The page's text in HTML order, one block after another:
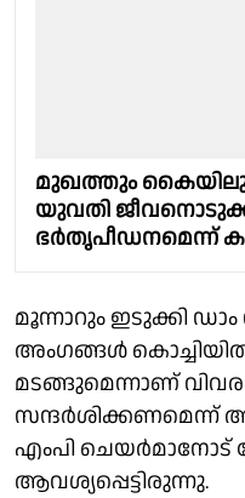
മുഖത്തും കൈയിലും
യുവതി
ഭർതൃപീഡനമെന്ന്
മൂന്നാറും ഇടുക്കി ഡാം
അംഗങ്ങൾ
മടങ്ങുമെന്നാണ് വിവരം.
സന്ദർശിക്കണമെന്ന്
എംപി ചെയർമാനോട്
ആവശ്യപ്പെട്ടിരുന്നു.